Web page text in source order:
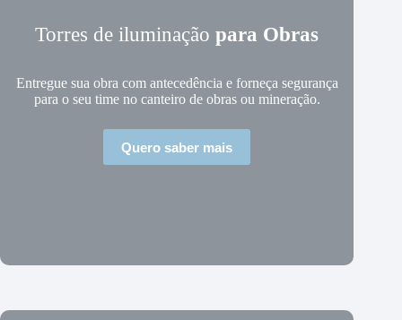
Torres de iluminaçãopara Obras
Entregue sua obra com antecedência e forneça segurança
para o seu time no canteiro de obras ou mineração.
Quero saber mais